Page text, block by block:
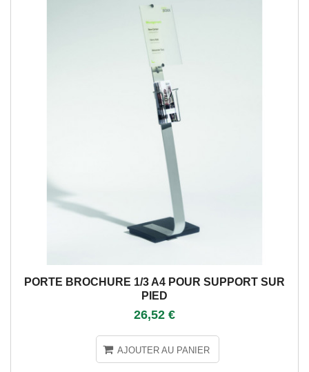
PORTE BROCHURE 1/3 A4 POUR SUPPORT SUR
PIED
26,52 €
AJOUTER AU PANIER